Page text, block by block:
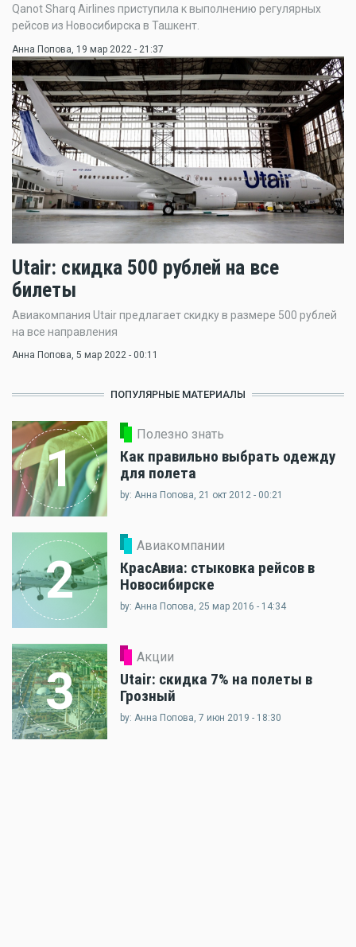
Qanot Sharq Airlines приступила к выполнению регулярных
рейсов из Новосибирска в Ташкент.
Анна Попова, 19 мар 2022 - 21:37
Utair: скидка 500 рублей на все
билеты
Авиакомпания Utair предлагает скидку в размере 500 рублей
на все направления
Анна Попова, 5 мар 2022 - 00:11
ПОПУЛЯРНЫЕ МАТЕРИАЛЫ
1
Полезно знать
Как правильно выбрать одежду
для полета
by: Анна Попова, 21 окт 2012 - 00:21
2
Авиакомпании
КрасАвиа: стыковка рейсов в
Новосибирске
by: Анна Попова, 25 мар 2016 - 14:34
3
Акции
Utair: скидка 7% на полеты в
Грозный
by: Анна Попова, 7 июн 2019 - 18:30